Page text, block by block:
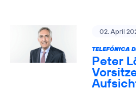
02. April
TELEFÓNICA
Peter